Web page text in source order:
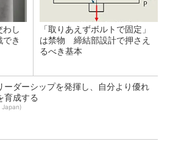
わし
き
「取りあえずボルトで固定」
は禁物 締結部設計で押さえ
るべき基本
ーダーシップを発揮し、自分より優れ
育成する
Japan)